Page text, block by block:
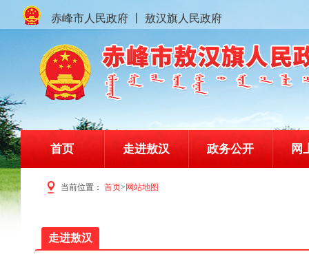
赤峰市人民政府 敖汉旗人民政府
首页 走进敖汉 政务公开 网
当前位置： 首页> 网站地图
走进敖汉